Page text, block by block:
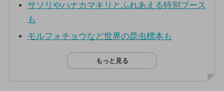
サソリやハナカマキリとふれあえる特別ブース
も
モルフォチョウなど世界の昆虫標本も
もっと見る